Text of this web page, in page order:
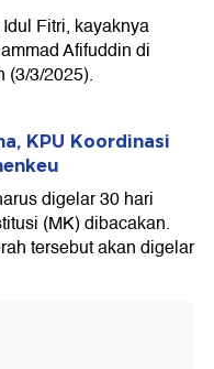
Fitri, kayaknya
Afifuddin di
(3/3/2025).
KPU Koordinasi
digelar 30 hari
(MK) dibacakan.
tersebut akan digelar